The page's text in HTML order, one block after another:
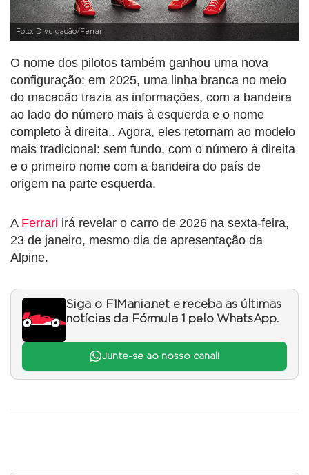
Foto: Divulgação/Ferrari
O nome dos pilotos também ganhou uma nova
configuração: em 2025, uma linha branca no meio
do macacão trazia as informações, com a bandeira
ao lado do número mais à esquerda e o nome
completo à direita.. Agora, eles retornam ao modelo
mais tradicional: sem fundo, com o número à direita
e o primeiro nome com a bandeira do país de
origem na parte esquerda.
A Ferrari irá revelar o carro de 2026 na sexta-feira,
23 de janeiro, mesmo dia de apresentação da
Alpine.
Siga o F1Mania.net e receba as últimas
notícias da Fórmula 1 pelo WhatsApp.
Junte-se ao nosso canal!